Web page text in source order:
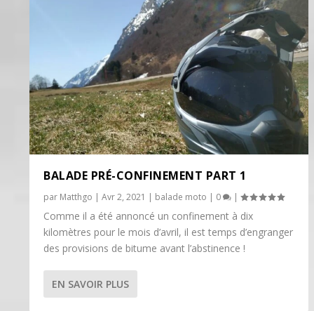
BALADE PRÉ-CONFINEMENT PART 1
par Matthgo |Avr 2, 2021 | balade moto | 0 |
Comme il a été annoncé un confinement à dix
kilomètres pour le mois d’avril, il est temps d’engranger
des provisions de bitume avant l’abstinence !
EN SAVOIR PLUS